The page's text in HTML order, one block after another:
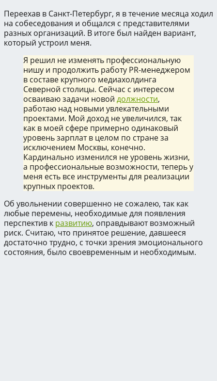
Переехав в Санкт-Петербург, я в течение месяца ходил
на собеседования и общался с представителями
разных организаций. В итоге был найден вариант,
который устроил меня.
Я решил не изменять профессиональную
нишу и продолжить работу PR-менеджером
в составе крупного медиахолдинга
Северной столицы. Сейчас с интересом
осваиваю задачи новой должности,
работаю над новыми увлекательными
проектами. Мой доход не увеличился, так
как в моей сфере примерно одинаковый
уровень зарплат в целом по стране за
исключением Москвы, конечно.
Кардинально изменился не уровень жизни,
а профессиональные возможности, теперь у
меня есть все инструменты для реализации
крупных проектов.
Об увольнении совершенно не сожалею, так как
любые перемены, необходимые для появления
перспектив к развитию, оправдывают возможный
риск. Считаю, что принятое решение, давшееся
достаточно трудно, с точки зрения эмоционального
состояния, было своевременным и необходимым.